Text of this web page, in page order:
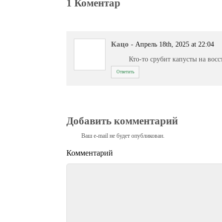
1 Коментар
Кацо - Апрель 18th, 2025 at 22:04
Кто-то срубит капусты на
Ответить
Добавить комментарий
Ваш e-mail не будет опубликован.
Комментарий